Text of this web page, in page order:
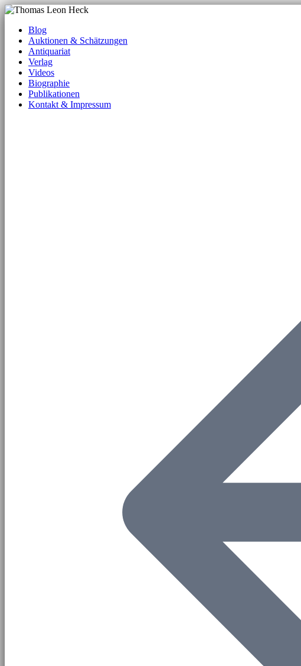
Blog
Auktionen & Schätzungen
Antiquariat
Verlag
Videos
Biographie
Publikationen
Kontakt & Impressum